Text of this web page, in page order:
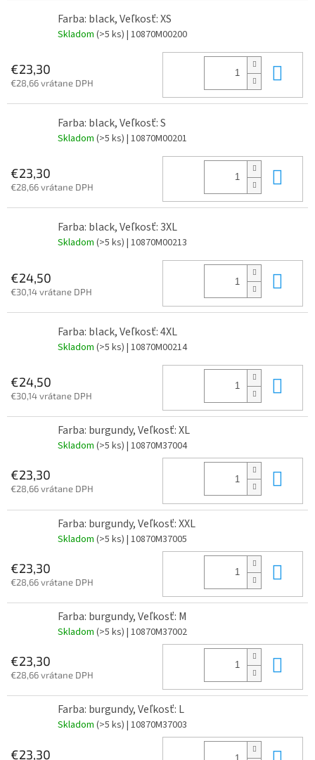
Farba: black, Veľkosť: XS
Skladom (>5 ks) | 10870M00200
€23,30
€28,66 vrátane DPH
Farba: black, Veľkosť: S
Skladom (>5 ks) | 10870M00201
€23,30
€28,66 vrátane DPH
Farba: black, Veľkosť: 3XL
Skladom (>5 ks) | 10870M00213
€24,50
€30,14 vrátane DPH
Farba: black, Veľkosť: 4XL
Skladom (>5 ks) | 10870M00214
€24,50
€30,14 vrátane DPH
Farba: burgundy, Veľkosť: XL
Skladom (>5 ks) | 10870M37004
€23,30
€28,66 vrátane DPH
Farba: burgundy, Veľkosť: XXL
Skladom (>5 ks) | 10870M37005
€23,30
€28,66 vrátane DPH
Farba: burgundy, Veľkosť: M
Skladom (>5 ks) | 10870M37002
€23,30
€28,66 vrátane DPH
Farba: burgundy, Veľkosť: L
Skladom (>5 ks) | 10870M37003
€23,30